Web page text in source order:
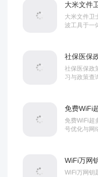
大米文件
大米文件卫
波工具于一
社保医保
社保医保政
习与政策查
免费WiFi
免费WiFi超
号优化与网
WiFi万网
WiFi万网钥